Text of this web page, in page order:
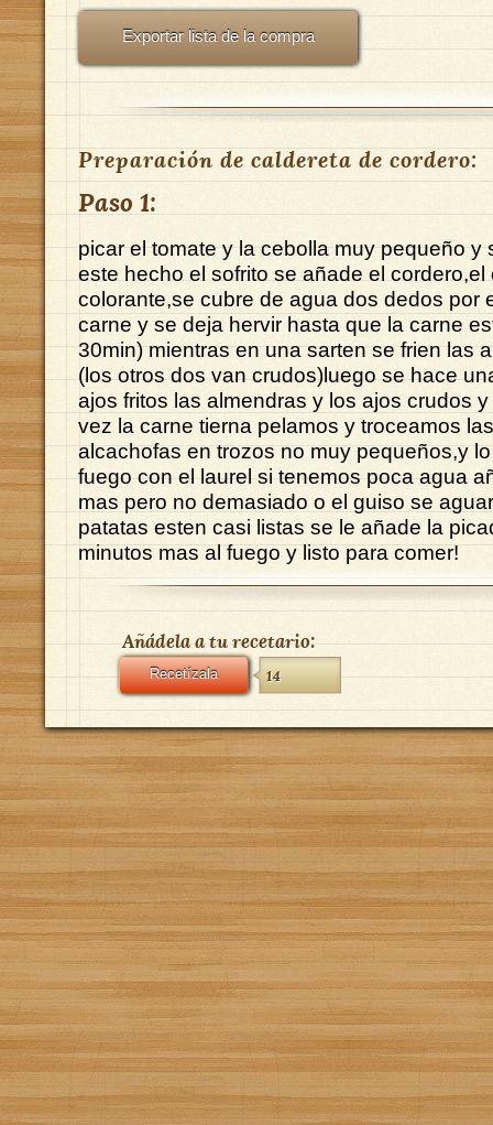
Exportar lista de la compra
Preparación de caldereta de cordero:
Paso 1:
picar el tomate y la cebolla muy pequeño y
este hecho el sofrito se añade el cordero,el
colorante,se cubre de agua dos dedos por
carne y se deja hervir hasta que la carne
30min) mientras en una sarten se frien las
(los otros dos van crudos)luego se hace
ajos fritos las almendras y los ajos crudos
vez la carne tierna pelamos y troceamos
alcachofas en trozos no muy pequeños,y
fuego con el laurel si tenemos poca agua
mas pero no demasiado o el guiso se
patatas esten casi listas se le añade la
minutos mas al fuego y listo para comer!
Añádela a tu recetario:
Recetízala 14